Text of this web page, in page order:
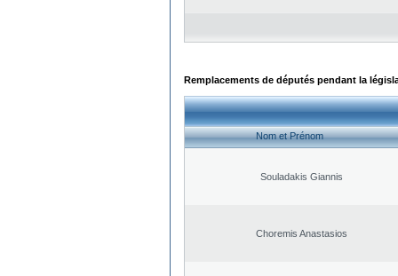
Remplacements de députés pendant la
Nom et Prénom
Souladakis Giannis
Choremis Anastasios